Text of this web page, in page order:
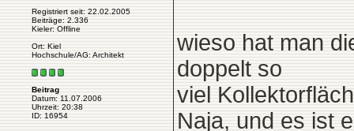
Registriert seit: 22.02.2005
Beiträge: 2.336
Kieler: Offline
Ort: Kiel
Hochschule/AG: Architekt
Beitrag
Datum: 11.07.2006
Uhrzeit: 20:38
ID: 16954
wieso hat man
doppelt so
viel
Naja, und es ist